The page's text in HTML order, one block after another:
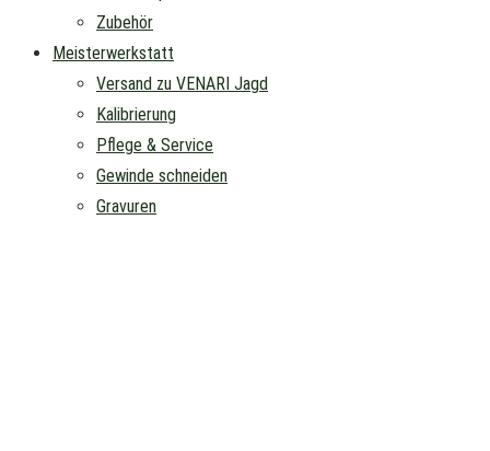
Zubehör
Meisterwerkstatt
Versand zu VENARI Jagd
Kalibrierung
Pflege & Service
Gewinde schneiden
Gravuren